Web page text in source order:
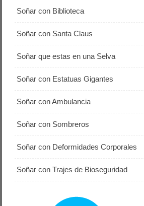
Soñar con Biblioteca
Soñar con Santa Claus
Soñar que estas en una Selva
Soñar con Estatuas Gigantes
Soñar con Ambulancia
Soñar con Sombreros
Soñar con Deformidades Corporales
Soñar con Trajes de Bioseguridad